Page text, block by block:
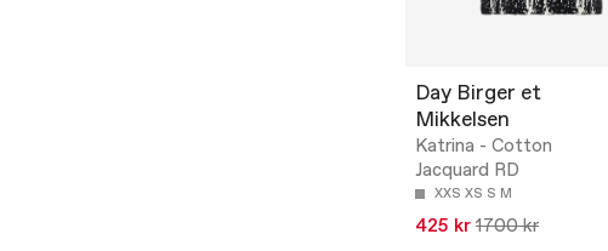
Day Birger et
Mikkelsen
Katrina - Cotton
Jacquard RD
XXS XS S M
425 kr 1700 kr